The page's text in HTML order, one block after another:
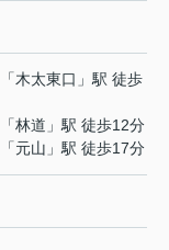
「木太東口 」駅 徒歩
「林道 」駅 徒歩12分
「元山 」駅 徒歩17分